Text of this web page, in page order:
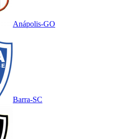
Anápolis-GO
Barra-SC